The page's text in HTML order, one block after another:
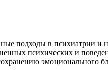
подходы в психиатрии и
психических и
эмоционального